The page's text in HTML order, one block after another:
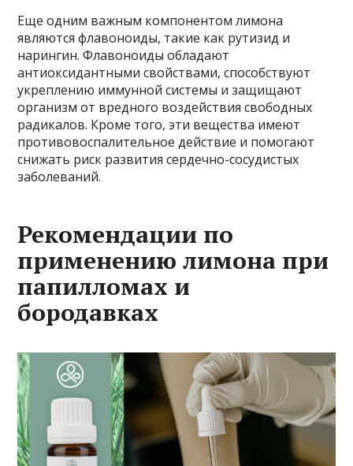
Еще одним важным компонентом лимона
являются флавоноиды, такие как рутизид и
нарингин. Флавоноиды обладают
антиоксидантными свойствами, способствуют
укреплению иммунной системы и защищают
организм от вредного воздействия свободных
радикалов. Кроме того, эти вещества имеют
противовоспалительное действие и помогают
снижать риск развития сердечно-сосудистых
заболеваний.
Рекомендации по
применению лимона при
папилломах и
бородавках